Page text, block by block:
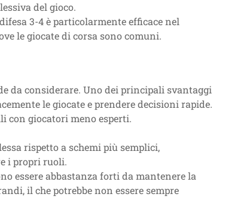
del gioco.
3-4 è particolarmente efficace nel
le giocate di corsa sono comuni.
da considerare. Uno dei principali svantaggi
le giocate e prendere decisioni rapide.
con giocatori meno esperti.
rispetto a schemi più semplici,
i propri ruoli.
essere abbastanza forti da mantenere la
il che potrebbe non essere sempre